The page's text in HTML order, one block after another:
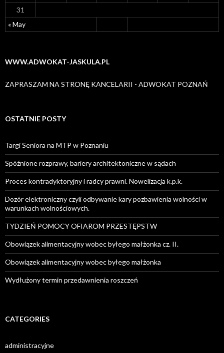
« May
31
WWW.ADWOKAT-JASKULA.PL
ZAPRASZAM NA STRONĘ KANCELARII - ADWOKAT POZNAŃ
OSTATNIE POSTY
Targi Seniora na MTP w Poznaniu
Spóźnione rozprawy, bariery architektoniczne w sądach
Proces kontradyktoryjny i radcy prawni. Nowelizacja k.p.k.
Dozór elektroniczny czyli odbywanie kary pozbawienia wolności w
warunkach wolnościowych.
TYDZIEŃ POMOCY OFIAROM PRZESTĘPSTW
Obowiązek alimentacyjny wobec byłego małżonka cz. II.
Obowiązek alimentacyjny wobec byłego małżonka
Wydłużony termin przedawnienia roszczeń
CATEGORIES
administracyjne